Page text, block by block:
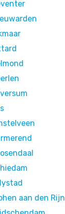
aan den Rijn